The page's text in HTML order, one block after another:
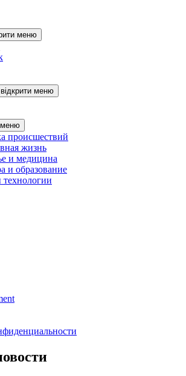
меню
відкрити меню
меню
происшествий
жизнь
и медицина
и образование
технологии